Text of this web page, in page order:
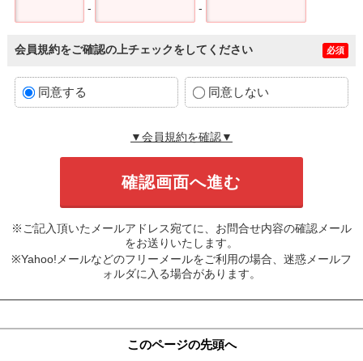
- -
会員規約をご確認の上チェックをしてください 必須
同意する 同意しない
▼会員規約を確認▼
※ご記入頂いたメールアドレス宛てに、お問合せ内容の確認メール
をお送りいたします。
※Yahoo!メールなどのフリーメールをご利用の場合、迷惑メールフ
ォルダに入る場合があります。
このページの先頭へ